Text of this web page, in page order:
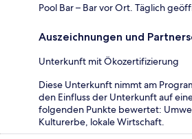
Pool Bar – Bar vor Ort. Täglich
Auszeichnungen und
Unterkunft mit Ökozertifizierung
Diese Unterkunft nimmt am
den Einfluss der Unterkunft auf
folgenden Punkte bewertet:
Kulturerbe, lokale Wirtschaft.